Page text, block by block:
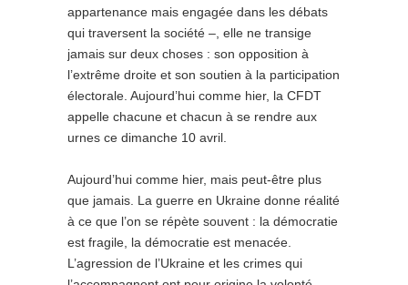
appartenance mais engagée dans les débats
qui traversent la société –, elle ne transige
jamais sur deux choses : son opposition à
l’extrême droite et son soutien à la participation
électorale. Aujourd’hui comme hier, la CFDT
appelle chacune et chacun à se rendre aux
urnes ce dimanche 10 avril.
Aujourd’hui comme hier, mais peut-être plus
que jamais. La guerre en Ukraine donne réalité
à ce que l’on se répète souvent : la démocratie
est fragile, la démocratie est menacée.
L’agression de l’Ukraine et les crimes qui